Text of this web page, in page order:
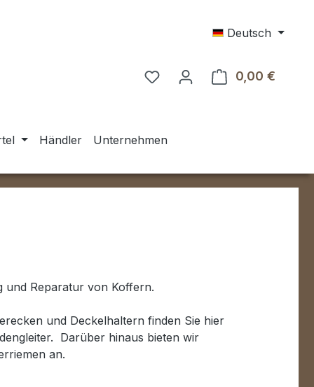
Deutsch
0,00 €
Händler Unternehmen
und Reparatur von Koffern.
und Deckelhaltern finden Sie hier
Darüber hinaus bieten wir
an.